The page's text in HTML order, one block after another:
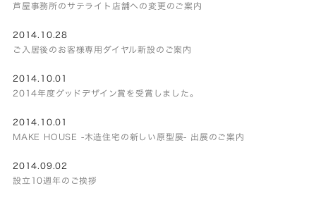
芦屋事務所のサテライト店舗への変更のご案内
2014.10.28
ご入居後のお客様専用ダイヤル新設のご案内
2014.10.01
2014年度グッドデザイン賞を受賞しました。
2014.10.01
MAKE HOUSE -木造住宅の新しい原型展- 出展のご案内
2014.09.02
設立10週年のご挨拶